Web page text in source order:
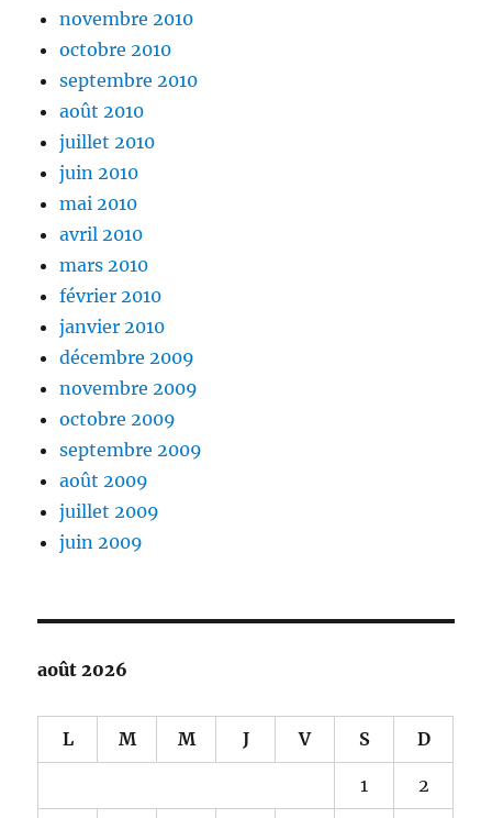
novembre 2010
octobre 2010
septembre 2010
août 2010
juillet 2010
juin 2010
mai 2010
avril 2010
mars 2010
février 2010
janvier 2010
décembre 2009
novembre 2009
octobre 2009
septembre 2009
août 2009
juillet 2009
juin 2009
août 2026
L M M J V S D
1 2